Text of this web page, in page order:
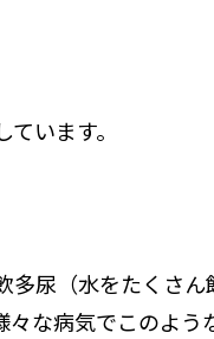
います。
多尿（水をたくさ
々な病気でこのよ